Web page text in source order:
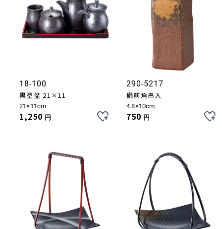
18-100
黒塗盆 21×11
21×11cm
1,250 円
290-5217
備前角串入
4.8×10cm
750 円